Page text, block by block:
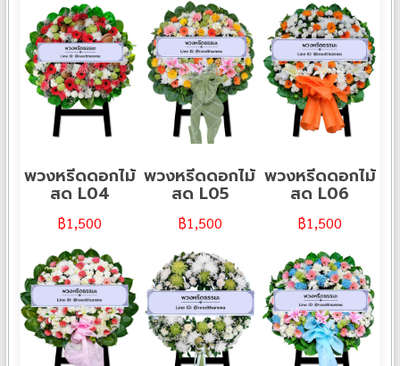
พวงหรีดดอกไม้
สด L04
฿1,500
พวงหรีดดอกไม้
สด L05
฿1,500
พวงหรีดดอกไม้
สด L06
฿1,500